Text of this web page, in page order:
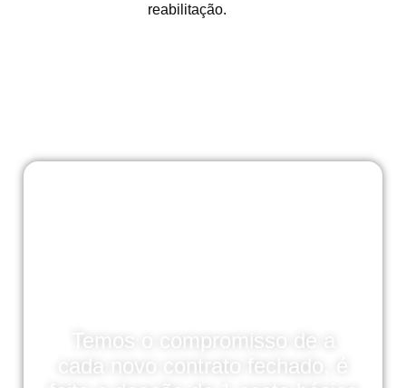
reabilitação.
Temos o compromisso de a
cada novo contrato fechado, é